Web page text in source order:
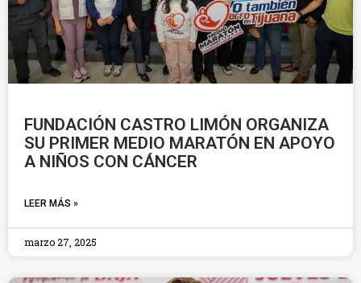
FUNDACIÓN CASTRO LIMÓN ORGANIZA
SU PRIMER MEDIO MARATÓN EN APOYO
A NIÑOS CON CÁNCER
LEER MÁS »
marzo 27, 2025